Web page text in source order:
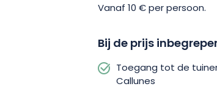
Laat u betoveren door
samenkomen.
Vanaf 10 € per persoon.
Bij de prijs
Toegang tot de
Callunes